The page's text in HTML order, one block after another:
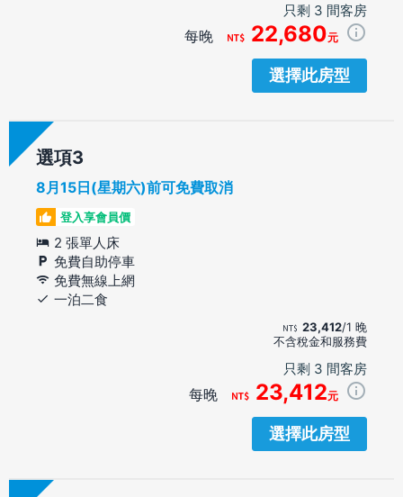
只剩 3 間客房
每晚 22,680元
選擇此房型
選項
8月15日(星期六)前可免費取消
登入享會員價
2 張單人床
免費自助停車
免費無線上網
一泊二食
23,412/1 晚
不含稅金和服務費
只剩 3 間客房
每晚 23,412元
選擇此房型